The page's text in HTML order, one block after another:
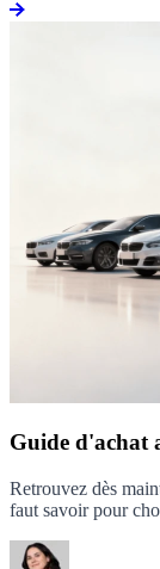
Guide d'achat
Retrouvez dès
faut savoir pour